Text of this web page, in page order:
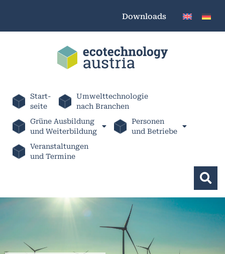
Downloads
Start-
seite
Umwelttechnologie
nach Branchen
Grüne Ausbildung
und Weiterbildung
Personen
und Betriebe
Veranstaltungen
und Termine